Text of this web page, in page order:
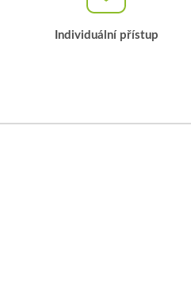
Individuální přístup